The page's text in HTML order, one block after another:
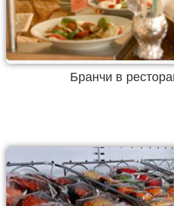
Бранчи в